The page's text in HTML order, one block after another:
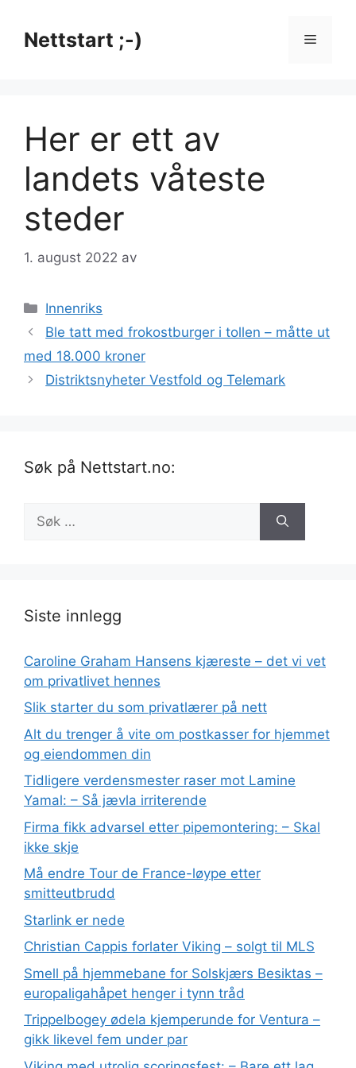
innholdNettstart ;-) Meny
Her er ett av
landets våteste
steder
1. august 2022 av
Kategorier
Innenriks
Ble tatt med frokostburger i tollen – måtte ut
med 18.000 kroner
Distriktsnyheter Vestfold og Telemark
Søk på Nettstart.no:
etter:
Siste innlegg
Caroline Graham Hansens kjæreste – det vi vet
om privatlivet hennes
Slik starter du som privatlærer på nett
Alt du trenger å vite om postkasser for hjemmet
og eiendommen din
Tidligere verdensmester raser mot Lamine
Yamal: – Så jævla irriterende
Firma fikk advarsel etter pipemontering: – Skal
ikke skje
Må endre Tour de France-løype etter
smitteutbrudd
Starlink er nede
Christian Cappis forlater Viking – solgt til MLS
Smell på hjemmebane for Solskjærs Besiktas –
europaligahåpet henger i tynn tråd
Trippelbogey ødela kjemperunde for Ventura –
gikk likevel fem under par